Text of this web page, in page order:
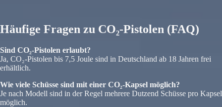
Häufige Fragen zu CO₂-Pistolen (FAQ)
Sind CO₂-Pistolen erlaubt?
Ja, CO₂-Pistolen bis 7,5 Joule sind in Deutschland ab 18 Jahren frei
erhältlich.
Wie viele Schüsse sind mit einer CO₂-Kapsel möglich?
Je nach Modell sind in der Regel mehrere Dutzend Schüsse pro Kapsel
möglich.